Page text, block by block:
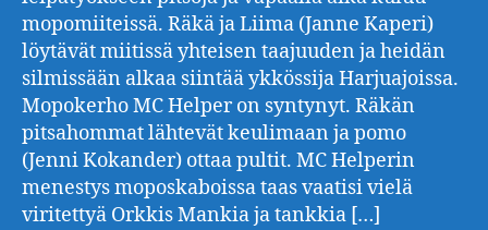
mopomiiteissä. Räkä ja Liima (Janne Kaperi)
löytävät miitissä yhteisen taajuuden ja heidän
silmissään alkaa siintää ykkössija Harjuajoissa.
Mopokerho MC Helper on syntynyt. Räkän
pitsahommat lähtevät keulimaan ja pomo
(Jenni Kokander) ottaa pultit. MC Helperin
menestys moposkaboissa taas vaatisi vielä
viritettyä Orkkis Mankia ja tankkia […]